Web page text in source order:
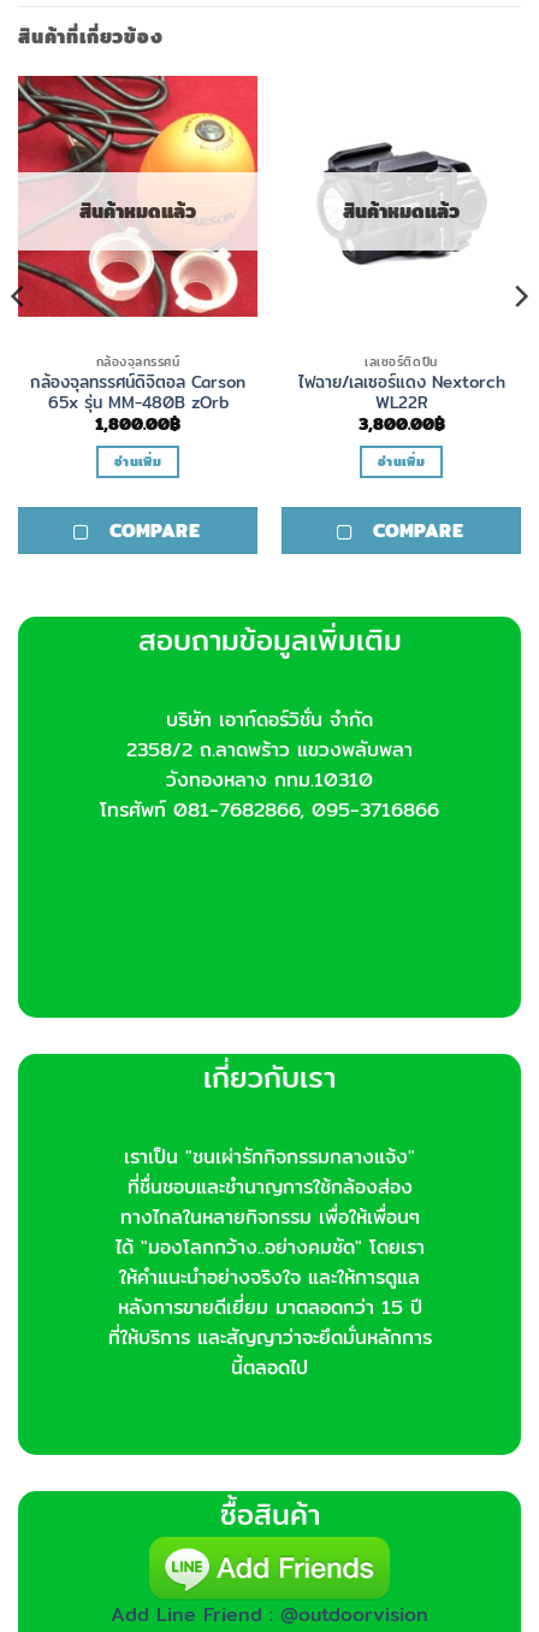
สินค้าที่เกี่ยวข้อง
สินค้าหมดแล้ว
กล้องจุลทรรศน์
กล้องจุลทรรศน์ดิจิตอล Carson
65x รุ่น MM-480B zOrb
1,800.00฿
อ่านเพิ่ม
COMPARE
สินค้าหมดแล้ว
เลเซอร์ติดปืน
ไฟฉาย/เลเซอร์แดง Nextorch
WL22R
3,800.00฿
อ่านเพิ่ม
COMPARE
สอบถามข้อมูลเพิ่มเติม
บริษัท เอาท์ดอร์วิชั่น จำกัด
2358/2 ถ.ลาดพร้าว แขวงพลับพลา
วังทองหลาง กทม.10310
โทรศัพท์ 081-7682866, 095-3716866
เกี่ยวกับเรา
เราเป็น "ชนเผ่ารักกิจกรรมกลางแจ้ง"
ที่ชื่นชอบและชำนาญการใช้กล้องส่อง
ทางไกลในหลายกิจกรรม เพื่อให้เพื่อนๆ
ได้ "มองโลกกว้าง..อย่างคมชัด" โดยเรา
ให้คำแนะนำอย่างจริงใจ และให้การดูแล
หลังการขายดีเยี่ยม มาตลอดกว่า 15 ปี
ที่ให้บริการ และสัญญาว่าจะยึดมั่นหลักการ
นี้ตลอดไป
ซื้อสินค้า
Add Line Friend : @outdoorvision